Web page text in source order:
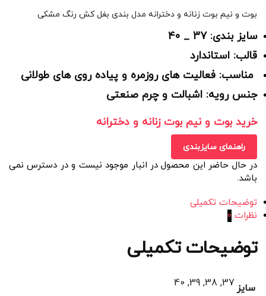
بوت و نیم بوت زنانه و دخترانه مدل بندی بغل کش رنگ مشکی
سایز بندی: 37 _ 40
قالب: استاندارد
مناسب: فعالیت های روزمره و پیاده روی های طولانی
جنس رویه: اشبالت و چرم صنعتی
خرید بوت و نیم بوت زنانه و دخترانه
راهنمای سایزبندی
در حال حاضر این محصول در انبار موجود نیست و در دسترس نمی
باشد.
توضیحات تکمیلی
نظرات 0
توضیحات تکمیلی
سایز 37, 38, 39, 40